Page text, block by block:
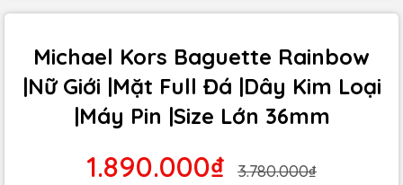
Michael Kors Baguette Rainbow
|Nữ Giới |Mặt Full Đá |Dây Kim Loại
|Máy Pin |Size Lớn 36mm
1.890.000₫
3.780.000₫